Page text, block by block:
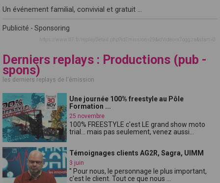
Un événement familial, convivial et gratuit ...
Publicité - Sponsoring
Derniers replays : Productions (pub -
spons)
les derniers replays de l'émission
Une journée 100% freestyle au Pôle
Formation ...
25 novembre
100% FREESTYLE c'est LE grand show moto
trial... mais pas seulement, venez aussi...
Témoignages clients AG2R, Sagra, UIMM
3 juin
" Pour nous, le personnage le plus important,
c'est le client. Tout ce que nous ...